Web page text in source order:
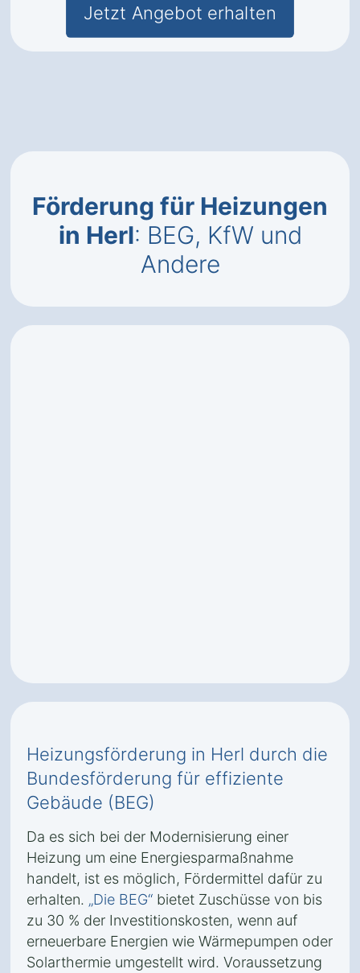
Jetzt Angebot erhalten
Förderung für Heizungen
in Herl: BEG, KfW und
Andere
Heizungsförderung in Herl durch die
Bundesförderung für effiziente
Gebäude (BEG)
Da es sich bei der Modernisierung einer
Heizung um eine Energiesparmaßnahme
handelt, ist es möglich, Fördermittel dafür zu
erhalten. „Die BEG“ bietet Zuschüsse von bis
zu 30 % der Investitionskosten, wenn auf
erneuerbare Energien wie Wärmepumpen oder
Solarthermie umgestellt wird. Voraussetzung